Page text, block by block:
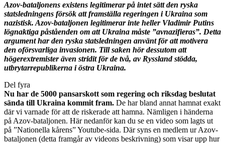
Azov-bataljonens existens legitimerar på intet sätt den ryska
statsledningens försök att framställa regeringen i Ukraina som
nazistisk. Azov-bataljonen legitimerar inte heller Vladimir Putins
lögnaktiga påståenden om att Ukraina måste ”avnazifieras”. Detta
argument har den ryska statsledningen använt för att motivera
den oförsvarliga invasionen. Till saken hör dessutom att
högerextremister även stridit för de två, av Ryssland stödda,
utbrytarrepublikerna i östra Ukraina.
Del fyra
Nu har de 5000 pansarskott som regering och riksdag beslutat
sända till Ukraina kommit fram. De har bland annat hamnat exakt
där vi varnade för att de riskerade att hamna. Nämligen i händerna
på Azov-bataljonen. Här nedanför kan du se en video som lagts ut
på ”Nationella kårens” Youtube-sida. Där syns en medlem ur Azov-
bataljonen (detta framgår av videons beskrivning) som visar upp hur